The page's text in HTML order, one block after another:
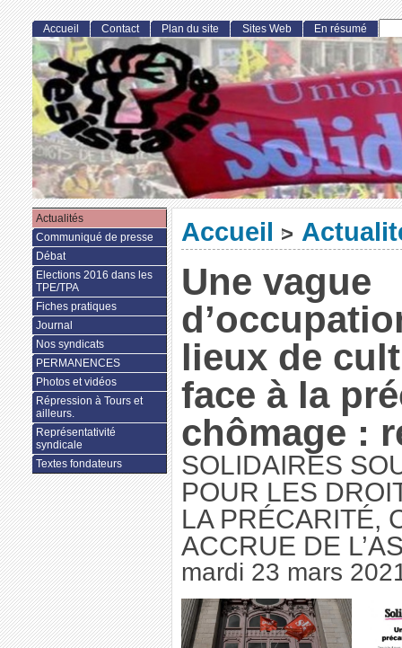
Accueil >
Une vague
lieux de
face à la
chômage :
SOLIDAIRES
POUR LES
LA PRÉCARITÉ,
ACCRUE DE
mardi 23 mars
Accueil Contact Plan du site Sites Web En résumé
Actualités
Communiqué de presse
Débat
Elections 2016 dans les
TPE/TPA
Fiches pratiques
Journal
Nos syndicats
PERMANENCES
Photos et vidéos
Répression à Tours et
ailleurs.
Représentativité
syndicale
Textes fondateurs